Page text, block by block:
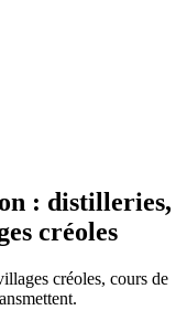
: distilleries,
créoles
créoles, cours de